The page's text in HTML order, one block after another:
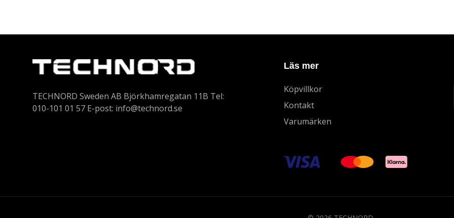
TECHNORD Sweden AB Björkhamregatan 11B Tel:
010-101 01 57 E-post: info@technord.se
Läs mer
Köpvillkor
Kontakt
Varumärken